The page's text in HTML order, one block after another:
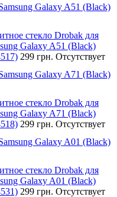
Galaxy A51 (Black)
стекло Drobak для
Galaxy A51 (Black)
299 грн. Отсутствует
Galaxy A71 (Black)
стекло Drobak для
Galaxy A71 (Black)
299 грн. Отсутствует
Galaxy A01 (Black)
стекло Drobak для
Galaxy A01 (Black)
299 грн. Отсутствует